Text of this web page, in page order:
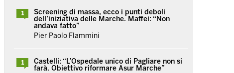
1
Screening di massa, ecco i punti deboli
dell’iniziativa delle Marche. Maffei: “Non
andava fatto”
Pier Paolo Flammini
1
Castelli: “L’Ospedale unico di Pagliare non si
farà. Obiettivo riformare Asur Marche”